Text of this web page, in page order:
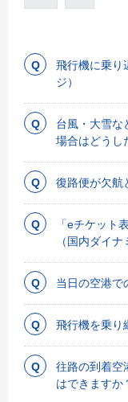
飛行機に乗り
ジ）
台風・大雪な
場合はどうし
復路便が欠航
「eチケット
（国内ダイナ
当日の空港で
飛行機を乗り
往路の到着空
はできますか